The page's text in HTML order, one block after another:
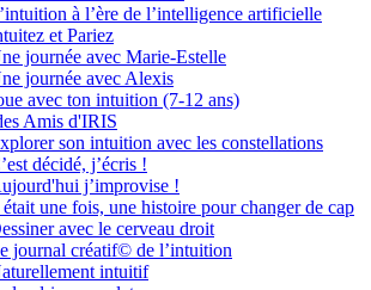
à l’ère de l’intelligence artificielle
et Pariez
journée avec Marie-Estelle
journée avec Alexis
avec ton intuition (7-12 ans)
Amis d'IRIS
son intuition avec les constellations
décidé, j’écris !
j’improvise !
une fois, une histoire pour changer de cap
avec le cerveau droit
journal créatif© de l’intuition
intuitif